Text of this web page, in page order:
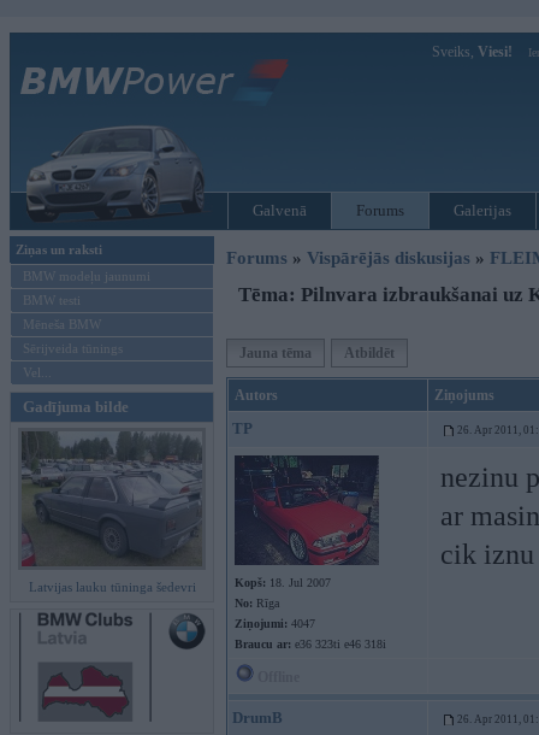
Sveiks, Viesi!
Galvenā Forums Galerijas
Ziņas un raksti
BMW modeļu jaunumi
BMW testi
Mēneša BMW
Sērijveida tūnings
Vel...
Gadījuma bilde
Latvijas lauku tūninga šedevri
Forums » Vispārējās diskusijas »
Tēma: Pilnvara izbraukšanai uz
Jauna tēma Atbildēt
Autors Ziņojums
TP 26. Apr 2011,
Kopš: 18. Jul 2007
No: Rīga
Ziņojumi: 4047
Braucu ar: e36 323ti e46 318i
nezinu
ar
cik iznu
DrumB 26. Apr 2011,